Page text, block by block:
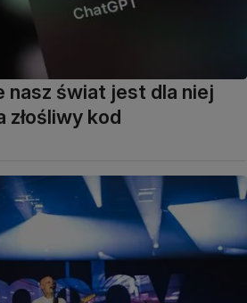
nasz świat jest dla niej
złośliwy kod